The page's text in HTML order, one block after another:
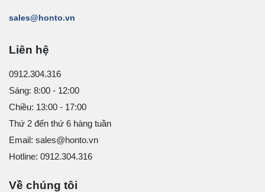
sales@honto.vn
Liên hệ
0912.304.316
Sáng: 8:00 - 12:00
Chiều: 13:00 - 17:00
Thứ 2 đến thứ 6 hàng tuần
Email: sales@honto.vn
Hotline: 0912.304.316
Về chúng tôi